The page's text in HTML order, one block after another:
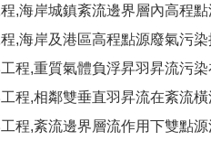
,海岸城鎮紊流邊界層內高程
,海岸及港區高程點源廢氣污
程,重質氣體負浮昇羽昇流污
程,相鄰雙垂直羽昇流在紊流
程,紊流邊界層流作用下雙點